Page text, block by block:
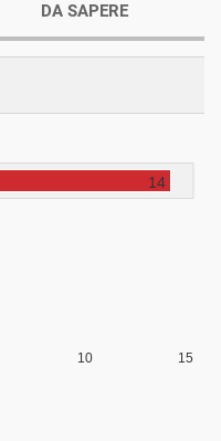
DA SAPERE